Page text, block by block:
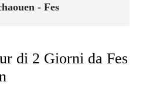
- Fes
di 2 Giorni da Fes